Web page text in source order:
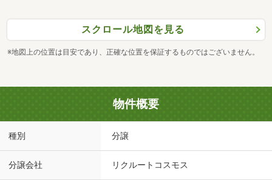
スクロール地図を見る
※地図上の位置は目安であり、正確な位置を保証するものではございません。
物件概要
種別 分譲
分譲会社 リクルートコスモス